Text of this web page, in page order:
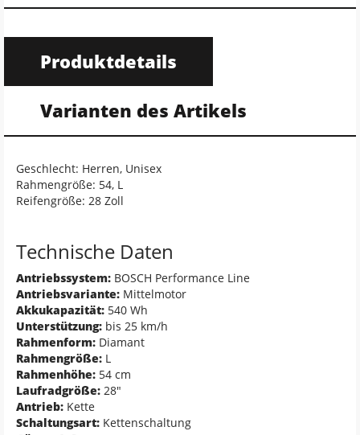
Produktdetails
Varianten des Artikels
Geschlecht: Herren, Unisex
Rahmengröße: 54, L
Reifengröße: 28 Zoll
Technische Daten
Antriebssystem: BOSCH Performance Line
Antriebsvariante: Mittelmotor
Akkukapazität: 540 Wh
Unterstützung: bis 25 km/h
Rahmenform: Diamant
Rahmengröße: L
Rahmenhöhe: 54 cm
Laufradgröße: 28"
Antrieb: Kette
Schaltungsart: Kettenschaltung